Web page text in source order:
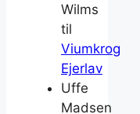
Wilms
til
Viumkrog
Ejerlav
Uffe
Madsen